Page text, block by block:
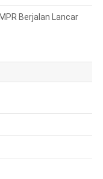
Berjalan Lancar